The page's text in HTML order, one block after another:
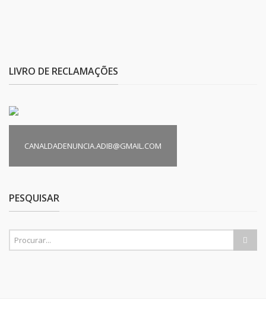
LIVRO DE RECLAMAÇÕES
CANALDADENUNCIA.ADIB@GMAIL.COM
PESQUISAR